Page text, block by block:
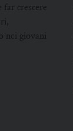
far crescere
nei giovani